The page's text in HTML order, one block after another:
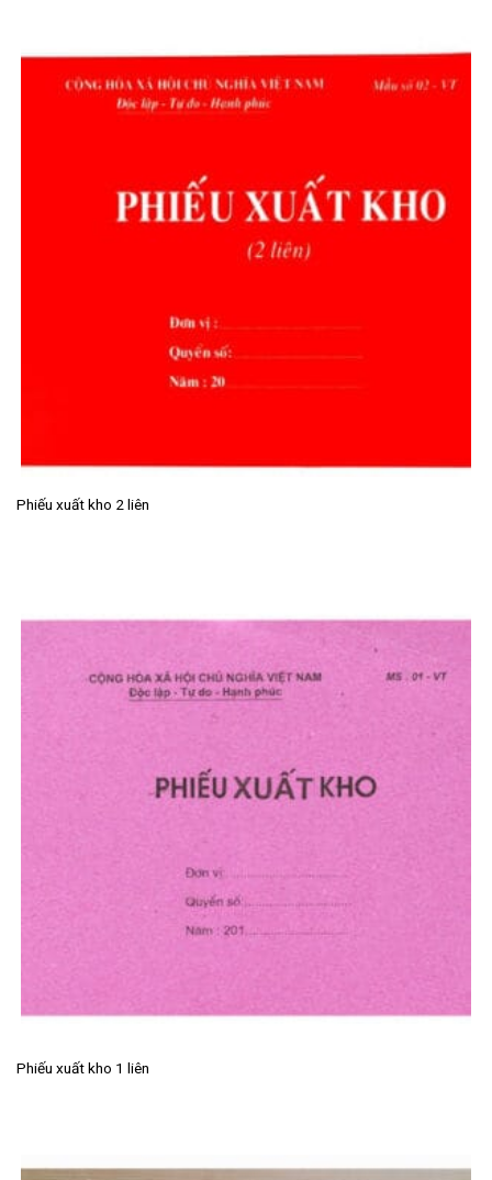
Phiếu xuất kho 2 liên
Phiếu xuất kho 1 liên